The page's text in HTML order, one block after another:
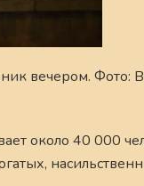
вечером. Фото:
около 40 000